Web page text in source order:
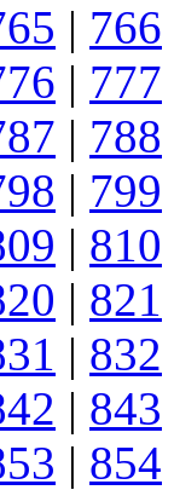
| 766
| 777
| 788
| 799
| 810
| 821
| 832
| 843
| 854